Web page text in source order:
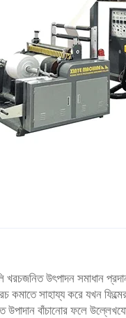
খরচজনিত উৎপাদন সমাধান
কমাতে সাহায্য করে যখন
উপাদান বাঁচানোর ফলে